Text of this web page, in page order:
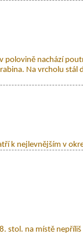
polovině nachází
Na vrcholu stál
k nejlevnějším v
stol. na místě